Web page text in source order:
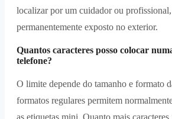
localizar por um cuidador ou
permanentemente exposto no exterior.
Quantos caracteres posso colocar
telefone?
O limite depende do tamanho e formato
formatos regulares permitem
as etiquetas mini. Quanto mais